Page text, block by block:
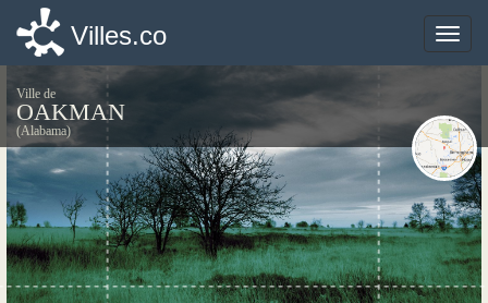
Toggle
Villes.co
Ville de
OAKMAN
(Alabama)
Toggle
Villes.co